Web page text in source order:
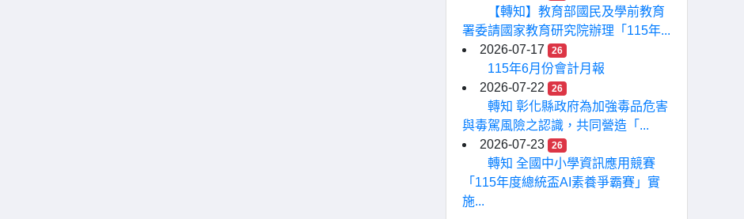
【轉知】教育部國民及學前教育
署委請國家教育研究院辦理「115年...
2026-07-17
26
115年6月份會計月報
2026-07-22
26
轉知 彰化縣政府為加強毒品危害
與毒駕風險之認識，共同營造「...
2026-07-23
26
轉知 全國中小學資訊應用競賽
「115年度總統盃AI素養爭霸賽」實
施...